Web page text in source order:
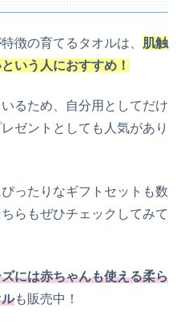
徴の育てるタオルは、 肌触
いう人におすすめ！
るため、自分用としてだけ
ゼントとしても人気があり
ったりなギフトセットも数
らもぜひチェックしてみて
には赤ちゃんも使える柔ら
も販売中！